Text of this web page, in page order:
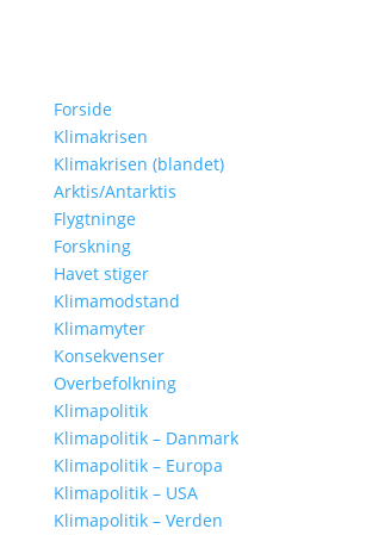
Forside
Klimakrisen
Klimakrisen (blandet)
Arktis/Antarktis
Flygtninge
Forskning
Havet stiger
Klimamodstand
Klimamyter
Konsekvenser
Overbefolkning
Klimapolitik
Klimapolitik – Danmark
Klimapolitik – Europa
Klimapolitik – USA
Klimapolitik – Verden